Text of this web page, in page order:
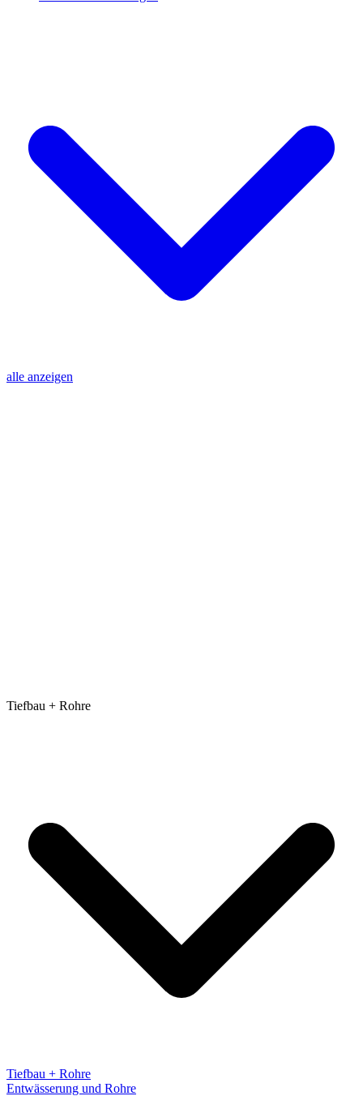
alle anzeigen
Tiefbau + Rohre
Tiefbau + Rohre
Entwässerung und Rohre